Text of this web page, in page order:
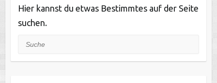
Hier kannst du etwas Bestimmtes auf der Seite
suchen.
Suche